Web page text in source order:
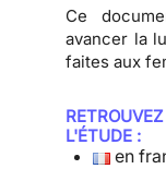
Ce
avancer la
faites aux
L'ÉTUDE :
en